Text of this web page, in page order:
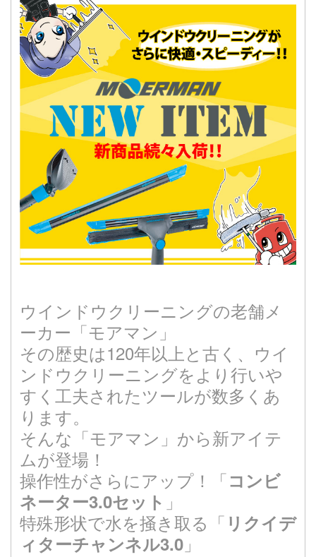
ウインドウクリーニングの老舗メ
ーカー「モアマン」
その歴史は120年以上と古く、ウイ
ンドウクリーニングをより行いや
すく工夫されたツールが数多くあ
ります。
そんな「モアマン」から新アイテ
ムが登場！
操作性がさらにアップ！「コンビ
ネーター3.0セット 」
特殊形状で水を掻き取る「 リクイデ
ィターチャンネル3.0 」